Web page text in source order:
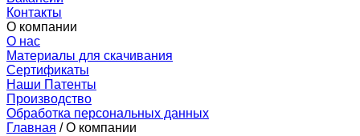
Контакты
О компании
О нас
Материалы для скачивания
Сертификаты
Наши Патенты
Производство
Обработка персональных данных
Главная /О компании